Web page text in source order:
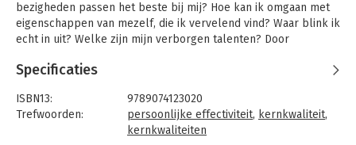
bezigheden passen het beste bij mij? Hoe kan ik omgaan met
eigenschappen van mezelf, die ik vervelend vind? Waar blink ik
echt in uit? Welke zijn mijn verborgen talenten? Door
antwoord te vinden op deze vragen. Kwaliteiten vormen een
aanpakken en met anderen omgaan.
Dit praktische en heldere boek is bedoeld om je te helpen om
Specificaties
ISBN13:
9789074123020
Trefwoorden:
persoonlijke effectiviteit, kernkwaliteit,
kernkwaliteiten